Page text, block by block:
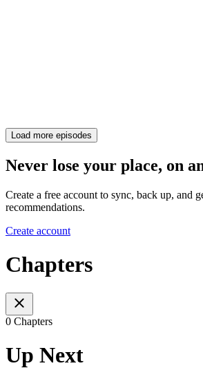
Load more episodes
Never lose your place, on
Create a free account to sync, back up, and
recommendations.
Create account
Chapters
0 Chapters
Up Next